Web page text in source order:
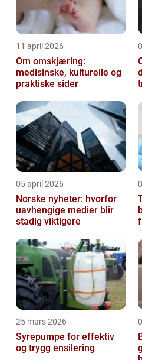
11 april 2026
Om omskjæring:
medisinske, kulturelle og
praktiske sider
05 april 2026
Norske nyheter: hvorfor
uavhengige medier blir
stadig viktigere
25 mars 2026
Syrepumpe for effektiv
og trygg ensilering